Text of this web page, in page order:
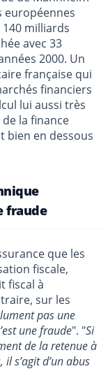
européennes
milliards
avec 33
2000. Un
française qui
financiers
lui aussi très
la finance
bien en dessous
fraude
que les
fiscale,
fiscal à
sur les
pas une
une fraude". "Si
de la retenue à
s’agit d’un abus